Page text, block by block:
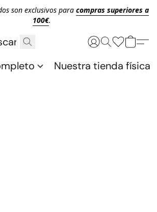
son exclusivos para compras superiores a
100€.
Nuestra tienda física